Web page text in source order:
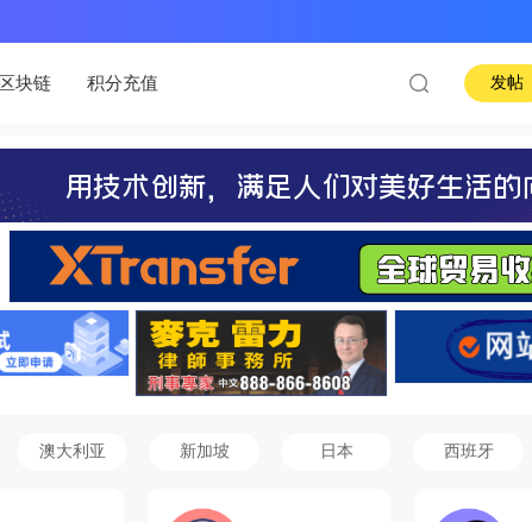
区块链 积分充值 发帖
澳大利亚 新加坡 日本 西班牙